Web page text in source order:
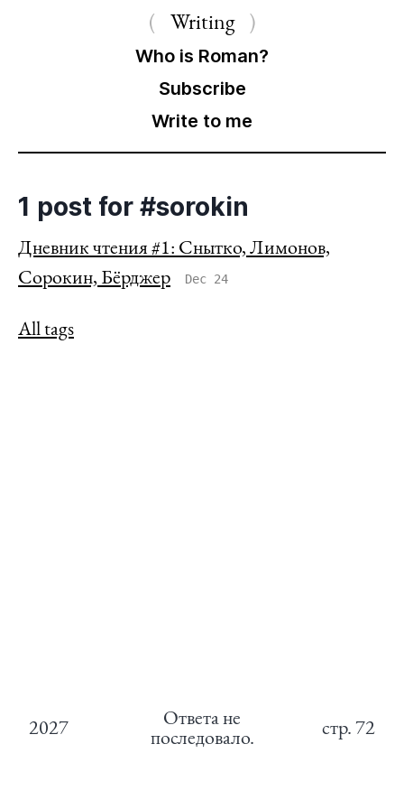
Writing
Who is Roman?
Subscribe
Write to me
1 post for #sorokin
Дневник чтения #1: Снытко, Лимонов,
Сорокин, Бёрджер
Dec 24
All tags
2027 Ответа не
последовало. стр.72